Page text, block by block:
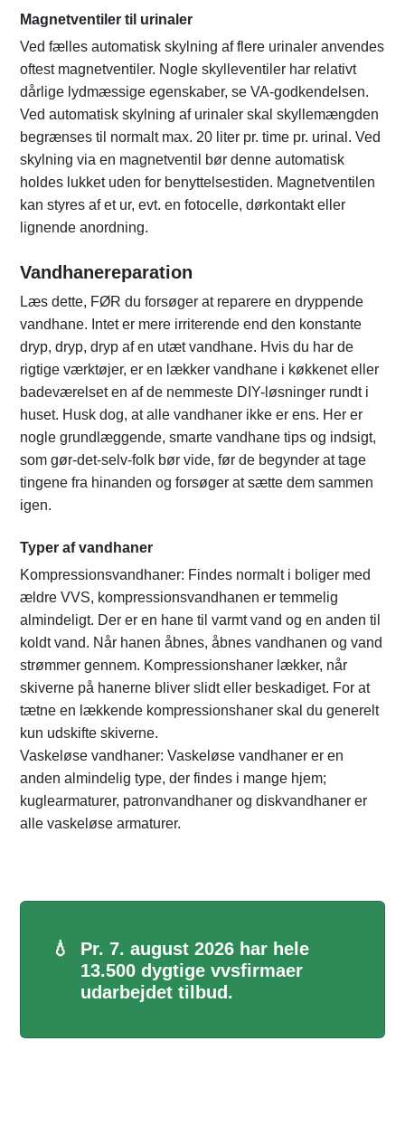
Magnetventiler til urinaler
Ved fælles automatisk skylning af flere urinaler anvendes
oftest magnetventiler. Nogle skylleventiler har relativt
dårlige lydmæssige egenskaber, se VA-godkendelsen.
Ved automatisk skylning af urinaler skal skyllemængden
begrænses til normalt max. 20 liter pr. time pr. urinal. Ved
skylning via en magnetventil bør denne automatisk
holdes lukket uden for benyttelsestiden. Magnetventilen
kan styres af et ur, evt. en fotocelle, dørkontakt eller
lignende anordning.
Vandhanereparation
Læs dette, FØR du forsøger at reparere en dryppende
vandhane. Intet er mere irriterende end den konstante
dryp, dryp, dryp af en utæt vandhane. Hvis du har de
rigtige værktøjer, er en lækker vandhane i køkkenet eller
badeværelset en af ​​de nemmeste DIY-løsninger rundt i
huset. Husk dog, at alle vandhaner ikke er ens. Her er
nogle grundlæggende, smarte vandhane tips og indsigt,
som gør-det-selv-folk bør vide, før de begynder at tage
tingene fra hinanden og forsøger at sætte dem sammen
igen.
Typer af vandhaner
Kompressionsvandhaner: Findes normalt i boliger med
ældre VVS, kompressionsvandhanen er temmelig
almindeligt. Der er en hane til varmt vand og en anden til
koldt vand. Når hanen åbnes, åbnes vandhanen og vand
strømmer gennem. Kompressionshaner lækker, når
skiverne på hanerne bliver slidt eller beskadiget. For at
tætne en lækkende kompressionshaner skal du generelt
kun udskifte skiverne.
Vaskeløse vandhaner: Vaskeløse vandhaner er en
anden almindelig type, der findes i mange hjem;
kuglearmaturer, patronvandhaner og diskvandhaner er
alle vaskeløse armaturer.
💧 Pr. 7. august 2026 har hele
13.500 dygtige vvsfirmaer
udarbejdet tilbud.